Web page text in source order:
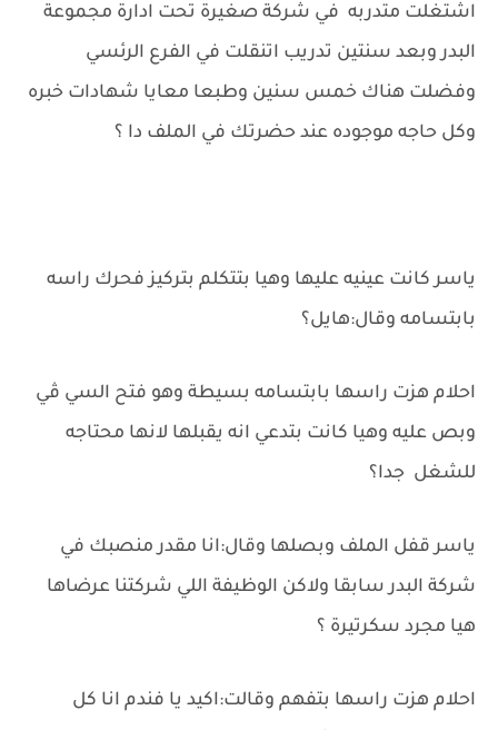
اشتغلت متدربه في شركة صغيرة تحت ادارة مجموعة
البدر وبعد سنتين تدريب اتنقلت في الفرع الرئسي
وفضلت هناك خمس سنين وطبعا معايا شهادات خبره
وكل حاجه موجوده عند حضرتك في الملف دا ؟
ياسر كانت عينيه عليها وهيا بتتكلم بتركيز فحرك راسه
بابتسامه وقال:هايل؟
احلام هزت راسها بابتسامه بسيطة وهو فتح السي ڤي
وبص عليه وهيا كانت بتدعي انه يقبلها لانها محتاجه
للشغل جدا؟
ياسر قفل الملف وبصلها وقال:انا مقدر منصبك في
شركة البدر سابقا ولاكن الوظيفة اللي شركتنا عرضاها
هيا مجرد سكرتيرة ؟
احلام هزت راسها بتفهم وقالت:اكيد يا فندم انا كل